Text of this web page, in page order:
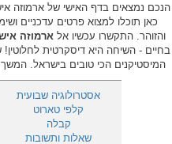
הנכם נמצאים בדף האישי של ארמוזה
כאן תוכלו למצוא פרטים עדכניים
והזוהר. התקשרו עכשיו אלארמוזה
בחיים - השיחה היא דיסקרטית לחלוטין!
המיסטיקנים הכי טובים בישראל.
אסטרולוגיה שבועית
קלפי טארוט
קבלה
שאלות ותשובות